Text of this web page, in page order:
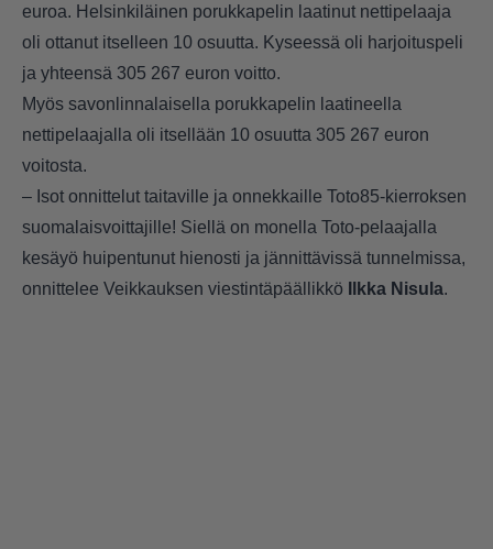
euroa. Helsinkiläinen porukkapelin laatinut nettipelaaja
oli ottanut itselleen 10 osuutta. Kyseessä oli harjoituspeli
ja yhteensä 305 267 euron voitto.
Myös savonlinnalaisella porukkapelin laatineella
nettipelaajalla oli itsellään 10 osuutta 305 267 euron
voitosta.
– Isot onnittelut taitaville ja onnekkaille Toto85-kierroksen
suomalaisvoittajille! Siellä on monella Toto-pelaajalla
kesäyö huipentunut hienosti ja jännittävissä tunnelmissa,
onnittelee Veikkauksen viestintäpäällikkö
Ilkka Nisula.